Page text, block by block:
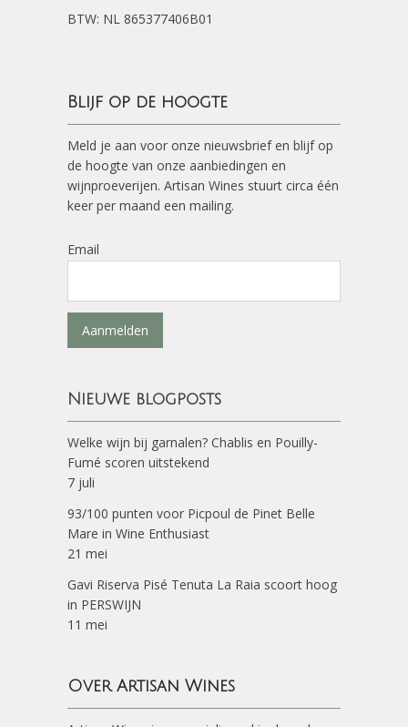
BTW: NL 865377406B01
Blijf op de hoogte
Meld je aan voor onze nieuwsbrief en blijf op
de hoogte van onze aanbiedingen en
wijnproeverijen. Artisan Wines stuurt circa één
keer per maand een mailing.
Email
Aanmelden
Nieuwe blogposts
Welke wijn bij garnalen? Chablis en Pouilly-
Fumé scoren uitstekend
7 juli
93/100 punten voor Picpoul de Pinet Belle
Mare in Wine Enthusiast
21 mei
Gavi Riserva Pisé Tenuta La Raia scoort hoog
in PERSWIJN
11 mei
Over Artisan Wines